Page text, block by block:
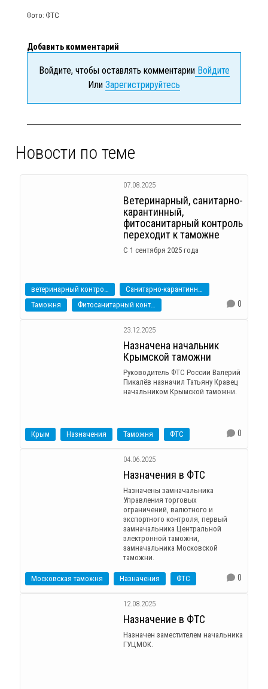
Фото: ФТС
Добавить комментарий
Войдите, чтобы оставлять комментарииВойдите
Или Зарегистрируйтесь
Новости по теме
07.08.2025
Ветеринарный, санитарно-
карантинный,
фитосанитарный контроль
переходит к таможне
С 1 сентября 2025 года
ветеринарный контроль
Санитарно-карантинный контроль
Таможня
Фитосанитарный контроль 0
23.12.2025
Назначена начальник
Крымской таможни
Руководитель ФТС России Валерий
Пикалёв назначил Татьяну Кравец
начальником Крымской таможни.
Крым Назначения Таможня ФТС 0
04.06.2025
Назначения в ФТС
Назначены замначальника
Управления торговых
ограничений, валютного и
экспортного контроля, первый
замначальника Центральной
электронной таможни,
замначальника Московской
таможни.
Московская таможня Назначения ФТС 0
12.08.2025
Назначение в ФТС
Назначен заместителем начальника
ГУЦМОК.